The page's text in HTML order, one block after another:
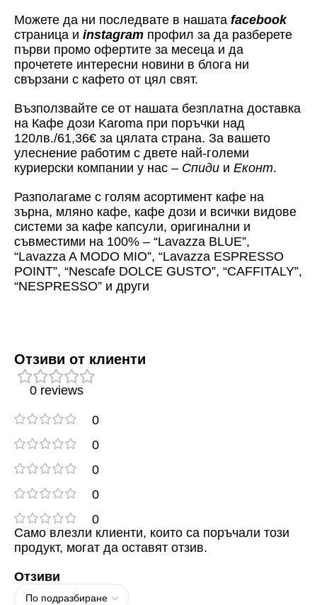
Можете да ни последвате в нашата facebook
страница и instagram профил за да разберете
първи промо офертите за месеца и да
прочетете интересни новини в блога ни
свързани с кафето от цял свят.
Възползвайте се от нашата безплатна доставка
на Кафе дози Karoma при поръчки над
120лв./61,36€ за цялата страна. За вашето
улеснение работим с двете най-големи
куриерски компании у нас – Спиди и Еконт.
Разполагаме с голям асортимент кафе на
зърна, мляно кафе, кафе дози и всички видове
системи за кафе капсули, оригинални и
съвместими на 100% – “Lavazza BLUE”,
“Lavazza A MODO MIO”, “Lavazza ESPRESSO
POINT”, “Nescafe DOLCE GUSTO”, “CAFFITALY”,
“NESPRESSO” и други
Отзиви от клиенти
0 reviews
0
0
0
0
0
Отзиви
Само влезли клиенти, които са поръчали този
продукт, могат да оставят отзив.